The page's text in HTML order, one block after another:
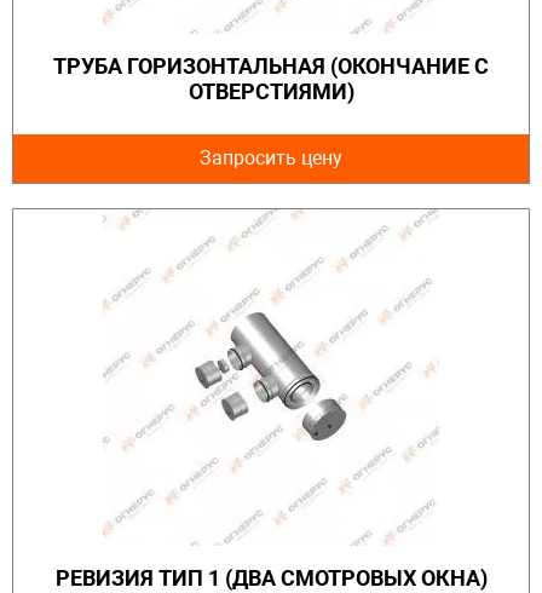
ТРУБА ГОРИЗОНТАЛЬНАЯ (ОКОНЧАНИЕ С
ОТВЕРСТИЯМИ)
Запросить цену
РЕВИЗИЯ ТИП 1 (ДВА СМОТРОВЫХ ОКНА)